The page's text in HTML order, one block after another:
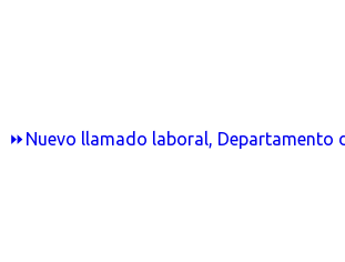
⏩Nuevo llamado laboral, Departamento